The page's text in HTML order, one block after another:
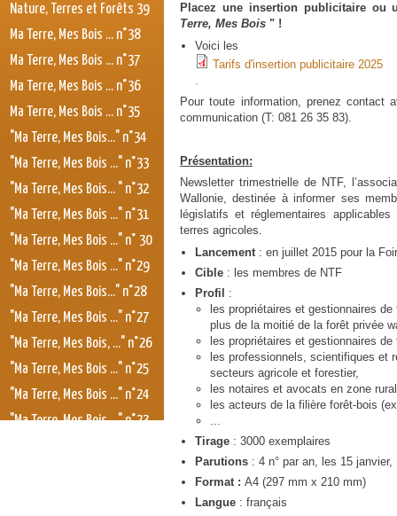
Placez une insertion publicitaire ou
Terre, Mes Bois " !
Voici les
Tarifs d'insertion publicitaire
Tarifs d'insertion publicitaire 2025
Pour toute information, prenez contact
communication (T: 081 26 35 83).
Présentation:
Newsletter trimestrielle de NTF,
Wallonie, destinée à informer ses
législatifs et réglementaires
terres agricoles.
Lancement : en juillet 2015 pour la
Cible : les membres de NTF
Profil :
les propriétaires et gestionnaires
plus de la moitié de la forêt privée
les propriétaires et gestionnaires
les professionnels, scientifiques et
secteurs agricole et forestier,
les notaires et avocats en zone
les acteurs de la filière forêt-bois
Tirage : 3000 exemplaires
Parutions : 4 n° par an, les 15
Format : A4 (297 mm x 210 mm)
Langue : français
Nature, Terres et Forêts 39
Ma Terre, Mes Bois ... n°38
Ma Terre, Mes Bois ... n°37
Ma Terre, Mes Bois ... n°36
Ma Terre, Mes Bois ... n°35
"Ma Terre, Mes Bois..." n°34
"Ma Terre, Mes Bois ..." n°33
"Ma Terre, Mes Bois... " n°32
"Ma Terre, Mes Bois ..." n°31
"Ma Terre, Mes Bois ..." n° 30
"Ma Terre, Mes Bois ..." n°29
"Ma Terre, Mes Bois..." n°28
"Ma Terre, Mes Bois ..." n°27
"Ma Terre, Mes Bois, ..." n°26
"Ma Terre, Mes Bois ..." n°25
"Ma Terre, Mes Bois ..." n°24
"Ma Terre, Mes Bois ..." n°23